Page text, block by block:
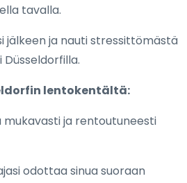
tavalla.
jälkeen ja nauti stressittömästä
lentokentältä:
mukavasti ja rentoutuneesti
odottaa sinua suoraan